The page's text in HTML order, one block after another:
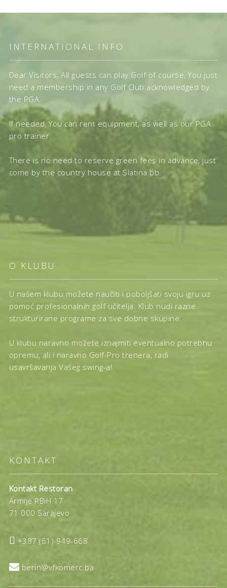
INTERNATIONAL INFO
Dear Visitors, All guests can play Golf of course, You just
need a membership in any Golf Club acknowledged by
the PGA.
If needed, You can rent equipment, as well as our PGA
pro trainer.
There is no need to reserve green fees in advance, just
come by the country house at Slatina bb.
O KLUBU
U našem klubu možete naučiti i poboljšati svoju igru uz
pomoć profesionalnih golf učitelja. Klub nudi razne
strukturirane programe za sve dobne skupine.
U klubu naravno možete iznajmiti eventualno potrebnu
opremu, ali i naravno Golf-Pro trenera, radi
usavršavanja Vašeg swing-a!
KONTAKT
Kontakt Restoran
Armije RBiH 17
71 000 Sarajevo
 +387 (61) 949-668
 berin@vfkomerc.ba